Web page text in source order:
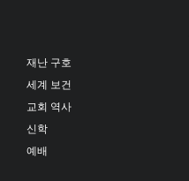
재난 구호
세계 보건
교회 역사
신학
예배